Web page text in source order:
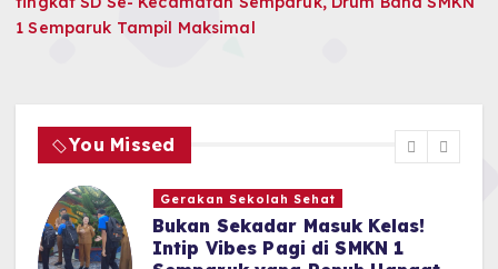
1 Semparuk Tampil Maksimal
You Missed
Gerakan Sekolah Sehat
Bukan Sekadar Masuk Kelas!
Intip Vibes Pagi di SMKN 1